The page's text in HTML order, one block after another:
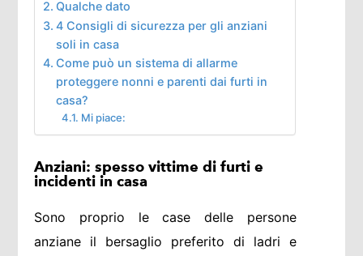
Qualche dato
4 Consigli di sicurezza per gli anziani
soli in casa
Come può un sistema di allarme
proteggere nonni e parenti dai furti in
casa?
Mi piace:
Anziani: spesso vittime di furti e
incidenti in casa
Sono proprio le case delle persone
anziane il bersaglio preferito di ladri e